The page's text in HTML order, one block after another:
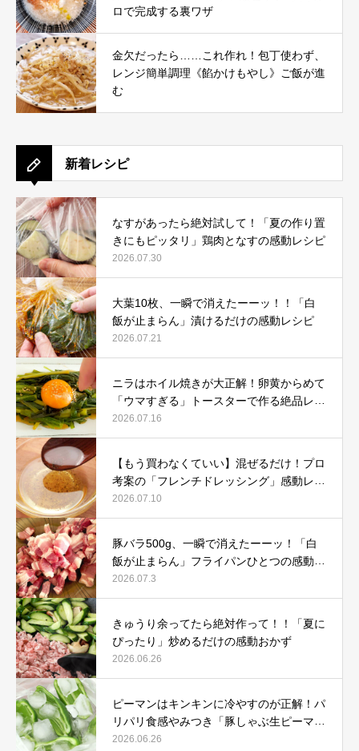
ロで完成する裏ワザ
金欠だったら……これ作れ！包丁使わず、
レンジ簡単調理《餡かけもやし》ご飯が進
む
新着レシピ
なすがあったら絶対試して！「夏の作り置
きにもピッタリ」鶏肉となすの感動レシピ
2026.07.30
大葉10枚、一瞬で消えたーーッ！！「白
飯が止まらん」漬けるだけの感動レシピ
2026.07.21
ニラはホイル焼きが大正解！卵黄からめて
「ウマすぎる」トースターで作る絶品レシ
ピ
2026.07.16
【もう買わなくていい】混ぜるだけ！プロ
考案の「フレンチドレッシング」感動レシ
ピ
2026.07.10
豚バラ500g、一瞬で消えたーーッ！「白
飯が止まらん」フライパンひとつの感動レ
シピ
2026.07.3
きゅうり余ってたら絶対作って！！「夏に
ぴったり」炒めるだけの感動おかず
2026.06.26
ピーマンはキンキンに冷やすのが正解！パ
リパリ食感やみつき「豚しゃぶ生ピーマ
ン」
2026.06.26